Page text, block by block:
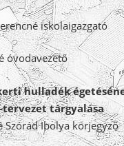
iskolaigazgató
óvodavezető
hulladék
tárgyalása
Szórád Ibolya körjegyző